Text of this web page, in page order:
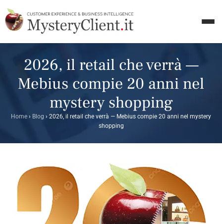
2026, il retail che verrà —
Mebius compie 20 anni nel
mystery shopping
Home › Blog › 2026, il retail che verrà — Mebius compie 20 anni nel mystery
shopping